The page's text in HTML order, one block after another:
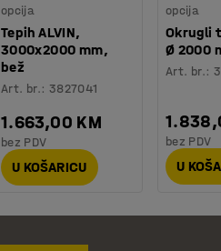
opcija
Tepih ALVIN,
3000x2000 mm,
bež
Art. br.: 3827041
1.663,00 KM
bez PDV
U KOŠARICU
opcija
Okrugli
Ø 2000
Art. br.:
bez PDV
U